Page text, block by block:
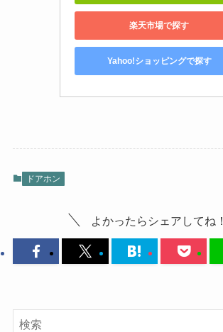
楽天市場で探す
Yahoo!ショッピングで探す
ドアホン
よかったらシェアしてね！